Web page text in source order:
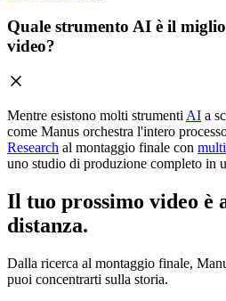
Quale strumento AI è il
video?
Mentre esistono molti strumenti AI a
come Manus orchestra l'intero
Research al montaggio finale con
uno studio di produzione completo in
Il tuo prossimo video è
distanza.
Dalla ricerca al montaggio finale,
puoi concentrarti sulla storia.